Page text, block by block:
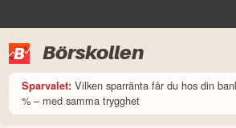
Börskollen
Sparvalet: Vilken sparränta får du hos din
% – med samma trygghet